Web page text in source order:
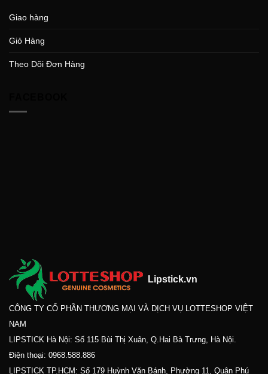
Giao hàng
Giỏ Hàng
Theo Dõi Đơn Hàng
Lipstick.vn
CÔNG TY CỔ PHẦN THƯƠNG MẠI VÀ DỊCH VỤ LOTTESHOP VIỆT
NAM
LIPSTICK Hà Nội: Số 115 Bùi Thị Xuân, Q.Hai Bà Trưng, Hà Nội.
Điện thoại: 0968.588.886
LIPSTICK TP.HCM: Số 179 Huỳnh Văn Bánh, Phường 11, Quận Phú